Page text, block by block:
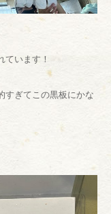
ています！
すぎてこの黒板にかな